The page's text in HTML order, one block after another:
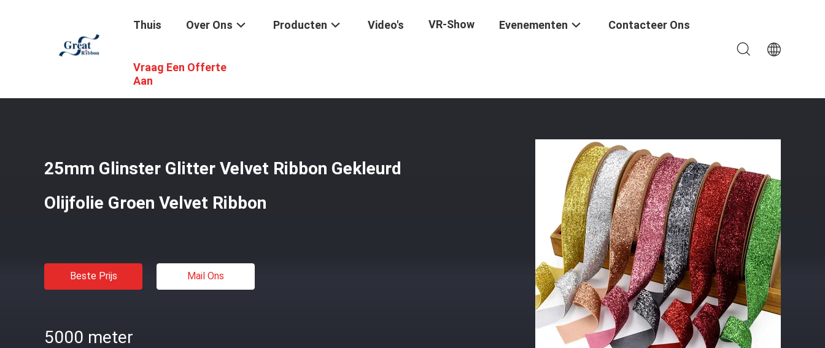
Thuis Over Ons Producten Video's VR-Show Evenementen Contacteer Ons
Vraag Een Offerte
Aan
Fluweellint / 25mm Glinster Glitter Velvet Ribbon Gekleurd Olijfolie Groen Velvet Ribbon
25mm Glinster Glitter Velvet Ribbon Gekleurd
Olijfolie Groen Velvet Ribbon
Beste Prijs Mail Ons
5000 meter